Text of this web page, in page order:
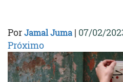
PorJamal Juma | 07/02/
Próximo